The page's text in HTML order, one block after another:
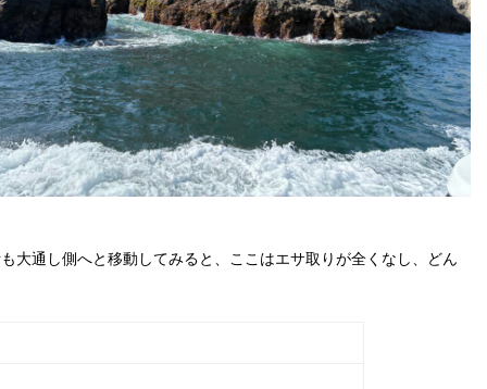
大通し側へと移動してみると、ここはエサ取りが全くなし、どん